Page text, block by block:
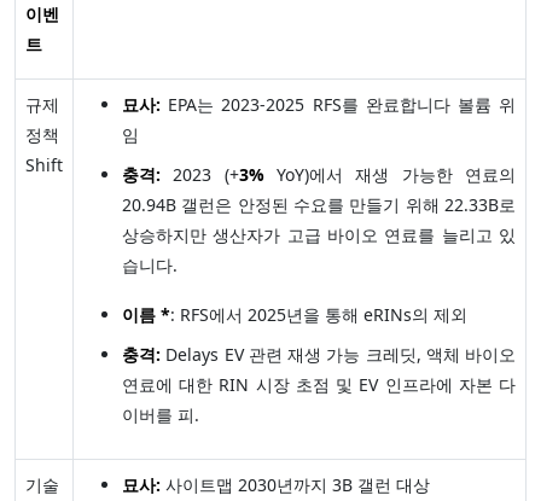
이벤
트
규제
정책
Shift
묘사: EPA는 2023-2025 RFS를 완료합니다 볼륨 위
임
충격: 2023 (+3%YoY)에서 재생 가능한 연료의
20.94B 갤런은 안정된 수요를 만들기 위해 22.33B로
상승하지만 생산자가 고급 바이오 연료를 늘리고 있
습니다.
이름 *: RFS에서 2025년을 통해 eRINs의 제외
충격: Delays EV 관련 재생 가능 크레딧, 액체 바이오
연료에 대한 RIN 시장 초점 및 EV 인프라에 자본 다
이버를 피.
기술
묘사: 사이트맵 2030년까지 3B 갤런 대상